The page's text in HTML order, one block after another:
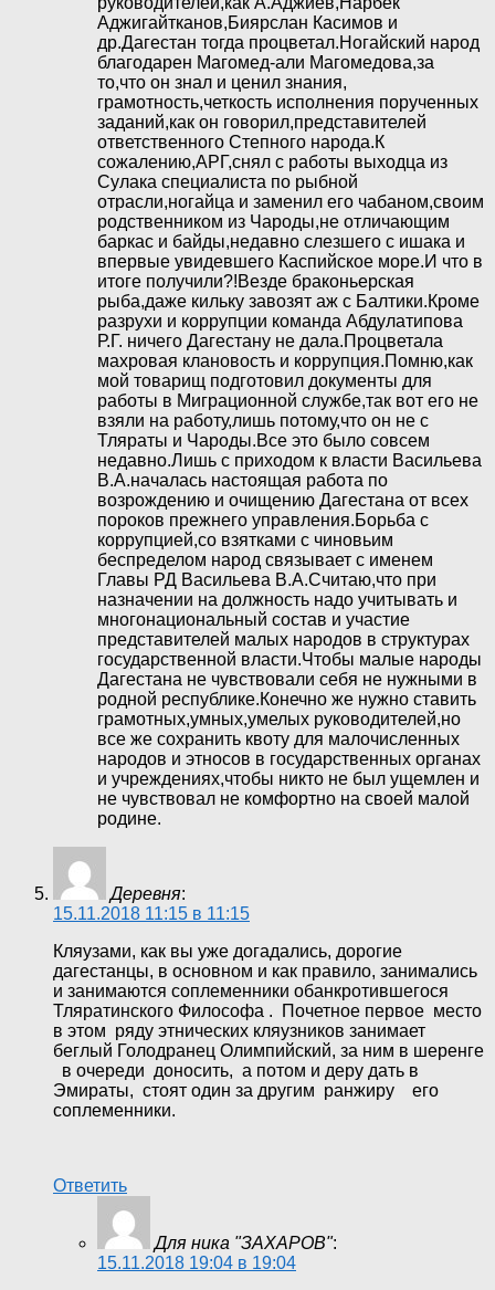
Аджигайтканов,Биярслан Касимов и
др.Дагестан тогда процветал.Ногайский народ
благодарен Магомед-али Магомедова,за
то,что он знал и ценил знания,
грамотность,четкость исполнения порученных
заданий,как он говорил,представителей
ответственного Степного народа.К
сожалению,АРГ,снял с работы выходца из
Сулака специалиста по рыбной
отрасли,ногайца и заменил его чабаном,своим
родственником из Чароды,не отличающим
баркас и байды,недавно слезшего с ишака и
впервые увидевшего Каспийское море.И что в
итоге получили?!Везде браконьерская
рыба,даже кильку завозят аж с Балтики.Кроме
разрухи и коррупции команда Абдулатипова
Р.Г. ничего Дагестану не дала.Процветала
махровая клановость и коррупция.Помню,как
мой товарищ подготовил документы для
работы в Миграционной службе,так вот его не
взяли на работу,лишь потому,что он не с
Тляраты и Чароды.Все это было совсем
недавно.Лишь с приходом к власти Васильева
В.А.началась настоящая работа по
возрождению и очищению Дагестана от всех
пороков прежнего управления.Борьба с
коррупцией,со взятками с чиновьим
беспределом народ связывает с именем
Главы РД Васильева В.А.Считаю,что при
назначении на должность надо учитывать и
многонациональный состав и участие
представителей малых народов в структурах
государственной власти.Чтобы малые народы
Дагестана не чувствовали себя не нужными в
родной республике.Конечно же нужно ставить
грамотных,умных,умелых руководителей,но
все же сохранить квоту для малочисленных
народов и этносов в государственных органах
и учреждениях,чтобы никто не был ущемлен и
не чувствовал не комфортно на своей малой
родине.
Деревня:
15.11.2018 11:15 в 11:15
Кляузами, как вы уже догадались, дорогие
дагестанцы, в основном и как правило, занимались
и занимаются соплеменники обанкротившегося
Тляратинского Философа . Почетное первое место
в этом ряду этнических кляузников занимает
беглый Голодранец Олимпийский, за ним в шеренге
в очереди доносить, а потом и деру дать в
Эмираты, стоят один за другим ранжиру его
соплеменники.
Ответить
Для ника "ЗАХАРОВ":
15.11.2018 19:04 в 19:04